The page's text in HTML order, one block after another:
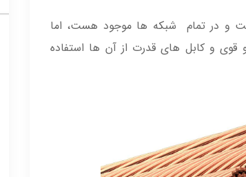
و در تمام شبکه ها موجود هست، اما
و کابل های قدرت از آن ها استفاده